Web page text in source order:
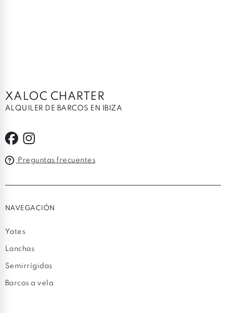
XALOC CHARTER
ALQUILER DE BARCOS EN IBIZA
Preguntas frecuentes
NAVEGACIÓN
Yates
Lanchas
Semirrígidas
Barcos a vela